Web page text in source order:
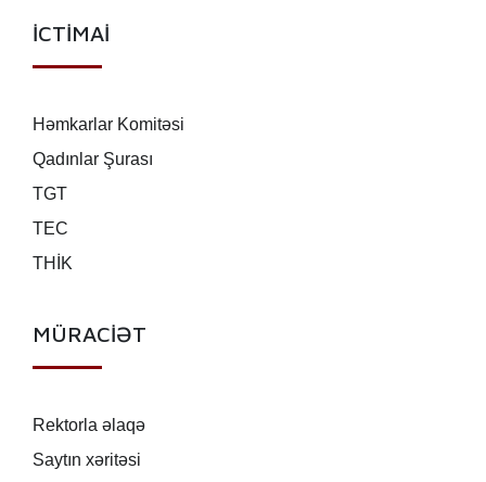
İCTİMAİ
Həmkarlar Komitəsi
Qadınlar Şurası
TGT
TEC
THİK
MÜRACİƏT
Rektorla əlaqə
Saytın xəritəsi